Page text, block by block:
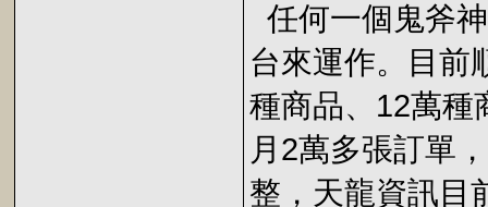
任何一個鬼斧
台來運作。目前
種商品、12萬種
月2萬多張訂單
整，天龍資訊目